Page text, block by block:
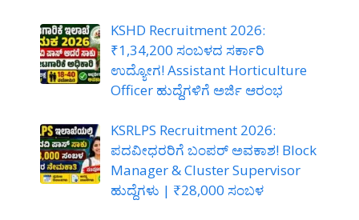
KSHD Recruitment 2026:
₹1,34,200 ಸಂಬಳದ ಸರ್ಕಾರಿ
ಉದ್ಯೋಗ! Assistant Horticulture
Officer ಹುದ್ದೆಗಳಿಗೆ ಅರ್ಜಿ ಆರಂಭ
KSRLPS Recruitment 2026:
ಪದವೀಧರರಿಗೆ ಬಂಪರ್ ಅವಕಾಶ! Block
Manager & Cluster Supervisor
ಹುದ್ದೆಗಳು | ₹28,000 ಸಂಬಳ